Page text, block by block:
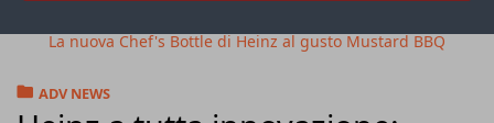
La nuova Chef's Bottle di Heinz al gusto Mustard BBQ
ADV NEWS